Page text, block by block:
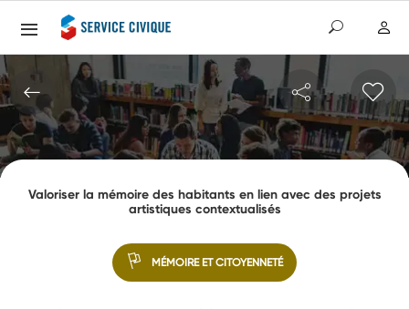
Valoriser la mémoire des habitants en lien avec des projets
artistiques contextualisés
MÉMOIRE ET CITOYENNETÉ